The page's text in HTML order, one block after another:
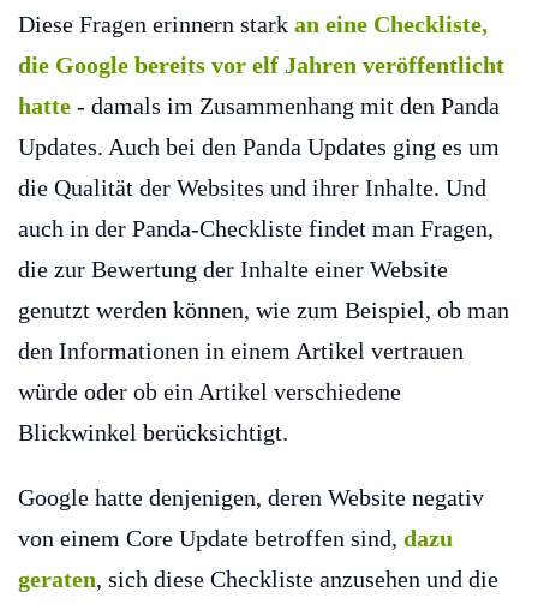
Diese Fragen erinnern stark an eine Checkliste,
die Google bereits vor elf Jahren veröffentlicht
hatte - damals im Zusammenhang mit den Panda
Updates. Auch bei den Panda Updates ging es um
die Qualität der Websites und ihrer Inhalte. Und
auch in der Panda-Checkliste findet man Fragen,
die zur Bewertung der Inhalte einer Website
genutzt werden können, wie zum Beispiel, ob man
den Informationen in einem Artikel vertrauen
würde oder ob ein Artikel verschiedene
Blickwinkel berücksichtigt.
Google hatte denjenigen, deren Website negativ
von einem Core Update betroffen sind, dazu
geraten, sich diese Checkliste anzusehen und die